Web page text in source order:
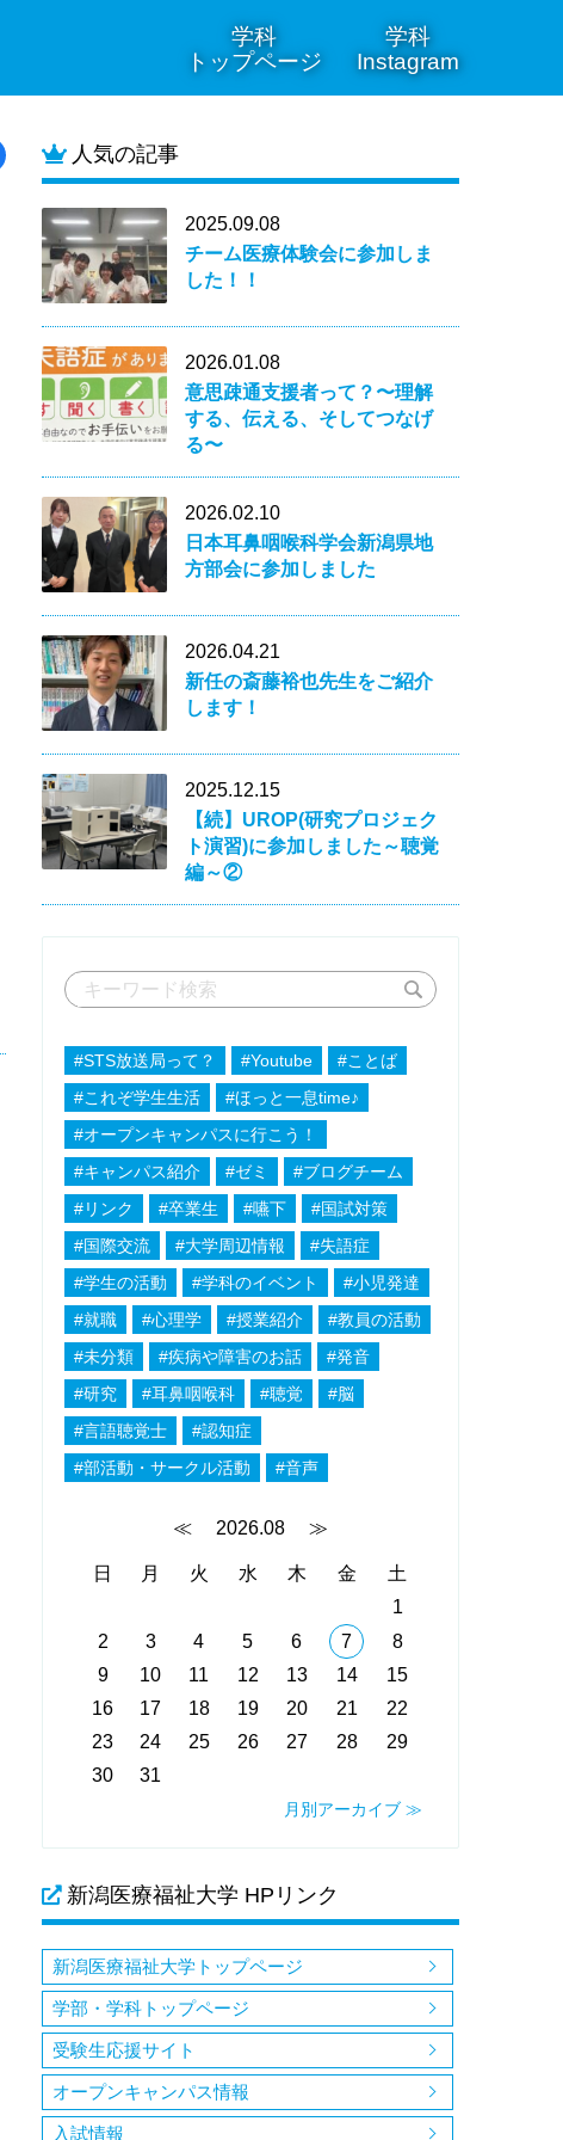
学科
トップページ
学科
Instagram
人気の記事
2025.09.08
チーム医療体験会に参加しま
した！！
2026.01.08
意思疎通支援者って？〜理解
する、伝える、そしてつなげ
る〜
2026.02.10
日本耳鼻咽喉科学会新潟県地
方部会に参加しました
2026.04.21
新任の斎藤裕也先生をご紹介
します！
2025.12.15
【続】UROP(研究プロジェク
ト演習)に参加しました～聴覚
編～②
#STS放送局って？ #Youtube
#ことば
#これぞ学生生活
#ほっと一息time♪
#オープンキャンパスに行こう！
#キャンパス紹介
#ゼミ
#ブログチーム
#リンク
#卒業生 #嚥下
#国試対策
#国際交流
#大学周辺情報
#失語症
#学生の活動
#学科のイベント
#小児発達
#就職
#心理学 #授業紹介
#教員の活動
#未分類
#疾病や障害のお話
#発音
#研究
#耳鼻咽喉科 #聴覚
#脳
#言語聴覚士
#認知症
#部活動・サークル活動
#音声
≪ 2026.08 ≫
日 月 火 水 木 金
土
1
2
3 4 5 6 7
8
9
10 11 12 13 14
15
16
17 18 19 20 21
22
23
24 25 26 27 28
29
30
31
月別アーカイブ ≫
新潟医療福祉大学 HPリンク
新潟医療福祉大学トップページ
学部・学科トップページ
受験生応援サイト
オープンキャンパス情報
入試情報